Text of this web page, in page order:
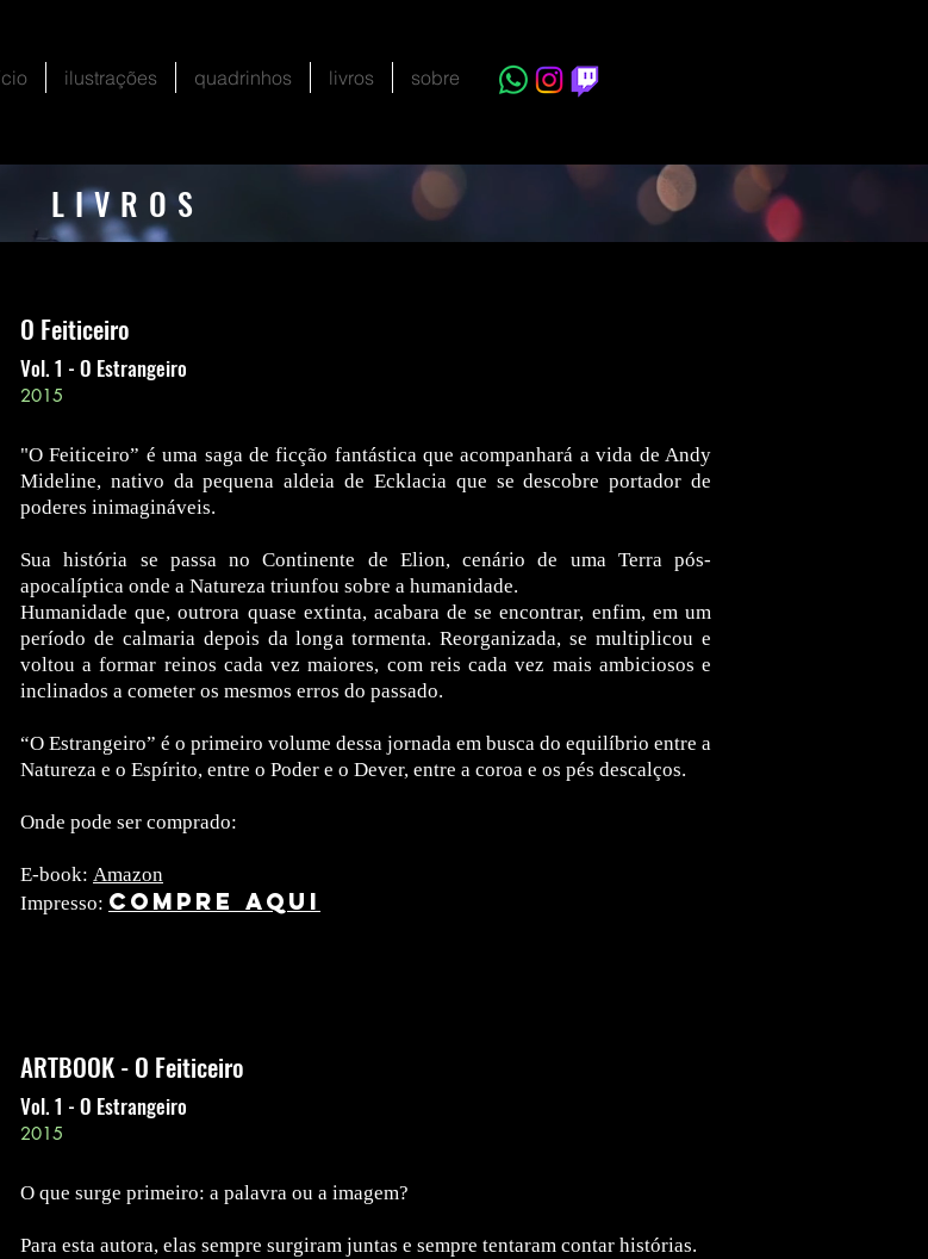
ilustrações quadrinhos livros sobre
LIVROS
LIVROS
O Feiticeiro
Vol. 1 - O Estrangeiro
2015
"O Feiticeiro” é uma saga de ficção fantástica que acompanhará a vida de Andy
Mideline, nativo da pequena aldeia de Ecklacia que se descobre portador de
poderes inimagináveis.
Sua história se passa no Continente de Elion, cenário de uma Terra pós-
apocalíptica onde a Natureza triunfou sobre a humanidade.
Humanidade que, outrora quase extinta, acabara de se encontrar, enfim, em um
período de calmaria depois da longa tormenta. Reorganizada, se multiplicou e
voltou a formar reinos cada vez maiores, com reis cada vez mais ambiciosos e
inclinados a cometer os mesmos erros do passado.
“O Estrangeiro” é o primeiro volume dessa jornada em busca do equilíbrio entre a
Natureza e o Espírito, entre o Poder e o Dever, entre a coroa e os pés descalços.
Onde pode ser comprado:
E-book: Amazon
Impresso: COMPRE AQUI
ARTBOOK - O Feiticeiro
Vol. 1 - O Estrangeiro
2015
O que surge primeiro: a palavra ou a imagem?
Para esta autora, elas sempre surgiram juntas e sempre tentaram contar histórias.